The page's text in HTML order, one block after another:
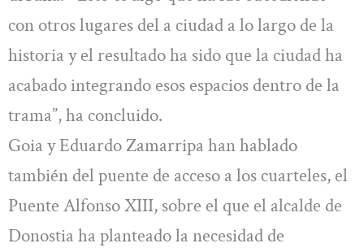
con otros lugares del a ciudad a lo largo de la
historia y el resultado ha sido que la ciudad ha
acabado integrando esos espacios dentro de la
trama”, ha concluido.
Goia y Eduardo Zamarripa han hablado
también del puente de acceso a los cuarteles, el
Puente Alfonso XIII, sobre el que el alcalde de
Donostia ha planteado la necesidad de